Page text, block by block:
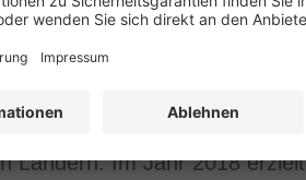
für Reinigungstechnik.
über 13.000
Ländern. Im Jahr 2018